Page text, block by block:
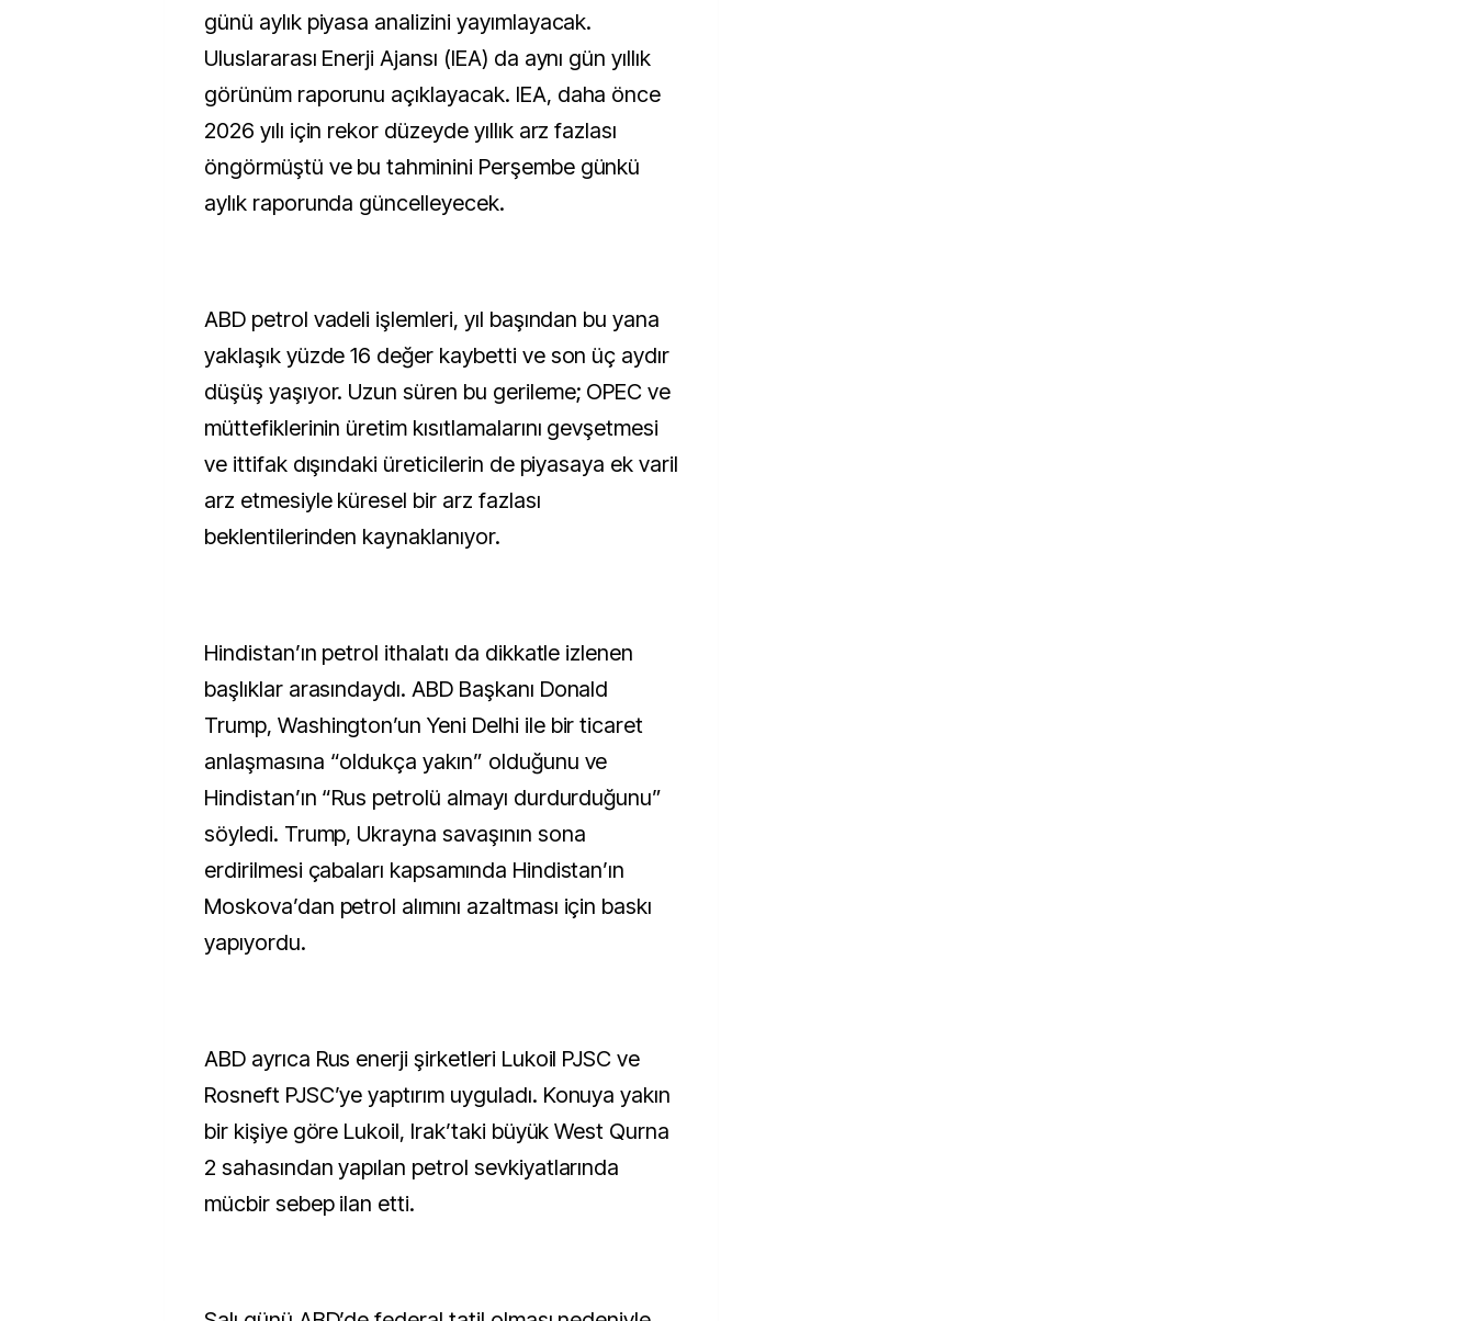
günü aylık piyasa analizini yayımlayacak.
Uluslararası Enerji Ajansı (IEA) da aynı gün yıllık
görünüm raporunu açıklayacak. IEA, daha önce
2026 yılı için rekor düzeyde yıllık arz fazlası
öngörmüştü ve bu tahminini Perşembe günkü
aylık raporunda güncelleyecek.
ABD petrol vadeli işlemleri, yıl başından bu yana
yaklaşık yüzde 16 değer kaybetti ve son üç aydır
düşüş yaşıyor. Uzun süren bu gerileme; OPEC ve
müttefiklerinin üretim kısıtlamalarını gevşetmesi
ve ittifak dışındaki üreticilerin de piyasaya ek varil
arz etmesiyle küresel bir arz fazlası
beklentilerinden kaynaklanıyor.
Hindistan’ın petrol ithalatı da dikkatle izlenen
başlıklar arasındaydı. ABD Başkanı Donald
Trump, Washington’un Yeni Delhi ile bir ticaret
anlaşmasına “oldukça yakın” olduğunu ve
Hindistan’ın “Rus petrolü almayı durdurduğunu”
söyledi. Trump, Ukrayna savaşının sona
erdirilmesi çabaları kapsamında Hindistan’ın
Moskova’dan petrol alımını azaltması için baskı
yapıyordu.
ABD ayrıca Rus enerji şirketleri Lukoil PJSC ve
Rosneft PJSC’ye yaptırım uyguladı. Konuya yakın
bir kişiye göre Lukoil, Irak’taki büyük West Qurna
2 sahasından yapılan petrol sevkiyatlarında
mücbir sebep ilan etti.